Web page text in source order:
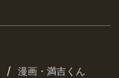
/ 漫画・満吉くん